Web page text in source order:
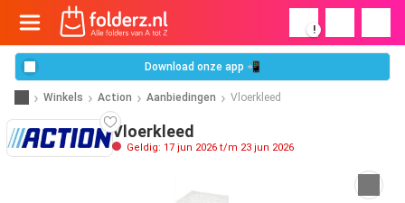
!
Download onze app 📲
Winkels Action Aanbiedingen Vloerkleed
Vloerkleed
Geldig: 17 jun 2026 t/m 23 jun 2026